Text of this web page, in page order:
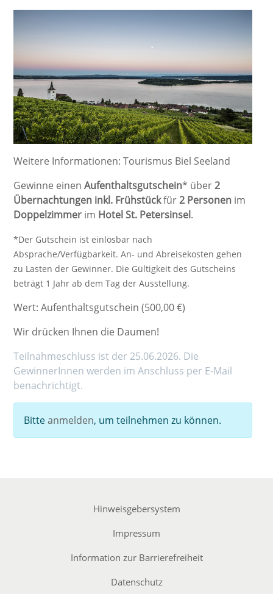
Weitere Informationen: Tourismus Biel Seeland
Gewinne einen Aufenthaltsgutschein* über2
Übernachtungen inkl. Frühstückfür2 Personen im
Doppelzimmer im Hotel St. Petersinsel.
*Der Gutschein ist einlösbar nach
Absprache/Verfügbarkeit. An- und Abreisekosten gehen
zu Lasten der Gewinner. Die Gültigkeit des Gutscheins
beträgt 1 Jahr ab dem Tag der Ausstellung.
Wert: Aufenthaltsgutschein (500,00 €)
Wir drücken Ihnen die Daumen!
Teilnahmeschluss ist der 25.06.2026. Die
GewinnerInnen werden im Anschluss per E-Mail
benachrichtigt.
Bitteanmelden, um teilnehmen zu können.
Hinweisgebersystem
Impressum
Information zur Barrierefreiheit
Datenschutz